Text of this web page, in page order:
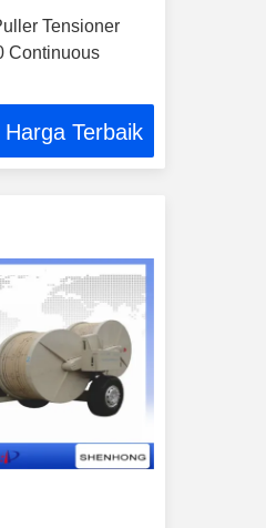
Tensioner
Continuous
Terbaik